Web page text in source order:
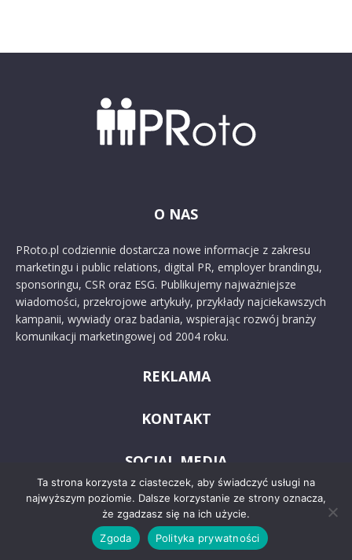
O NAS
PRoto.pl codziennie dostarcza nowe informacje z zakresu
marketingu i public relations, digital PR, employer brandingu,
sponsoringu, CSR oraz ESG. Publikujemy najważniejsze
wiadomości, przekrojowe artykuły, przykłady najciekawszych
kampanii, wywiady oraz badania, wspierając rozwój branży
komunikacji marketingowej od 2004 roku.
REKLAMA
KONTAKT
SOCIAL MEDIA
Ta strona korzysta z ciasteczek, aby świadczyć usługi na
najwyższym poziomie. Dalsze korzystanie ze strony oznacza,
że zgadzasz się na ich użycie.
Zgoda
Polityka prywatności